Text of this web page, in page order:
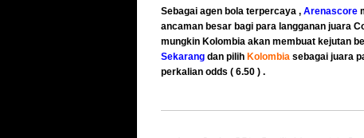
Sebagai agen bola terpercaya , Arenascore
ancaman besar bagi para langganan juara
mungkin Kolombia akan membuat kejutan
Sekarang dan pilih Kolombia sebagai juara
perkalian odds ( 6.50 ) .